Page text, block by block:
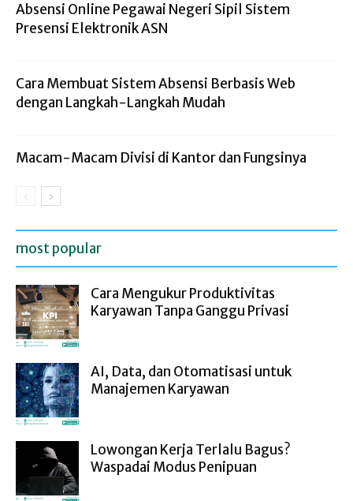
Absensi Online Pegawai Negeri Sipil Sistem
Presensi Elektronik ASN
Cara Membuat Sistem Absensi Berbasis Web
dengan Langkah-Langkah Mudah
Macam-Macam Divisi di Kantor dan Fungsinya
most popular
Cara Mengukur Produktivitas
Karyawan Tanpa Ganggu Privasi
AI, Data, dan Otomatisasi untuk
Manajemen Karyawan
Lowongan Kerja Terlalu Bagus?
Waspadai Modus Penipuan